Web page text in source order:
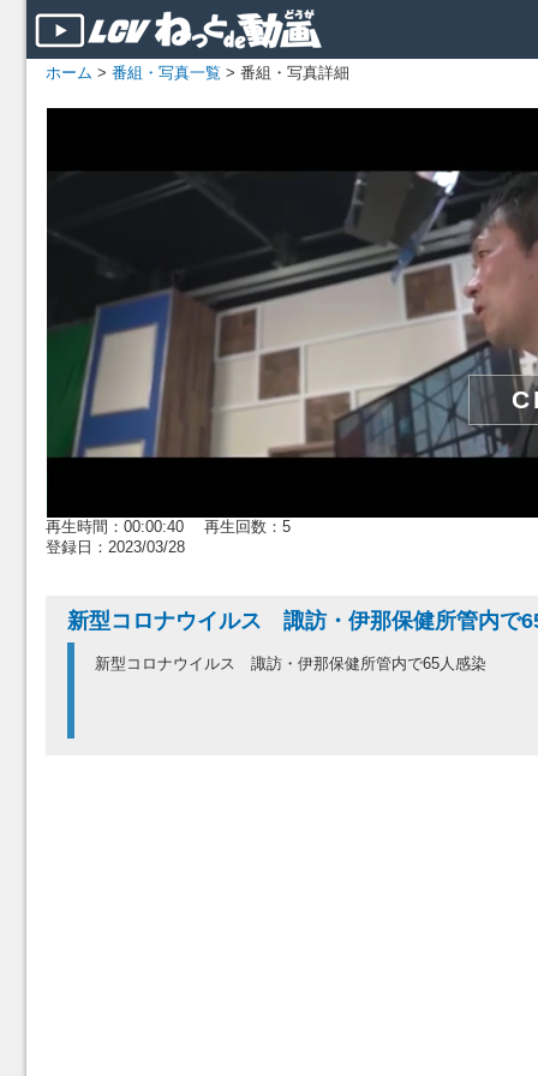
ホーム > 番組・写真一覧 > 番組・写真詳細
再生時間：00:00:40 再生回数：5
登録日：2023/03/28
新型コロナウイルス 諏訪・伊那保健所管内で
新型コロナウイルス 諏訪・伊那保健所管内で65人感染